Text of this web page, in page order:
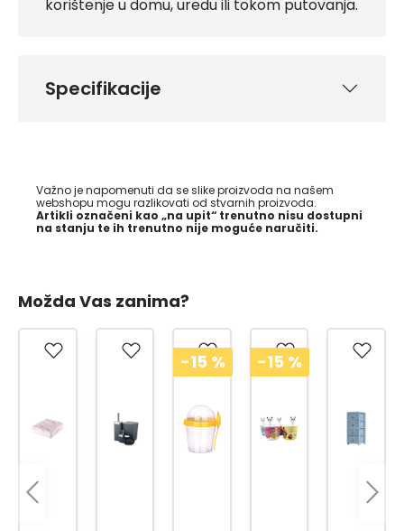
korištenje u domu, uredu ili tokom putovanja.
Specifikacije
Važno je napomenuti da se slike proizvoda na našem
webshopu mogu razlikovati od stvarnih proizvoda.
Artikli označeni kao „na upit“ trenutno nisu dostupni
na stanju te ih trenutno nije moguće naručiti.
Možda Vas zanima?
-15 % -15 %